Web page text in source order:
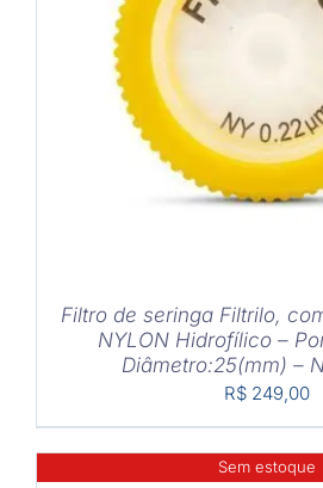
Filtro de seringa Filtrilo,
NYLON Hidrofílico –
Diâmetro:25(mm) –
R$ 249,00
Sem estoque